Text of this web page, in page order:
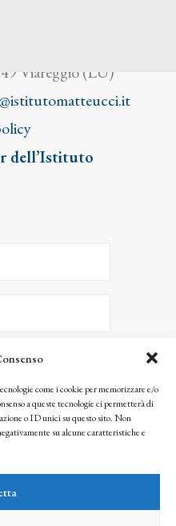
come i cookie per memorizzare e/o
a queste tecnologie ci permetterà di
o ID unici su questo sito. Non
su alcune caratteristiche e
Viareggio (LU)
dell’Istituto
informazioni saranno trattate
e dell’Istituto Matteucci